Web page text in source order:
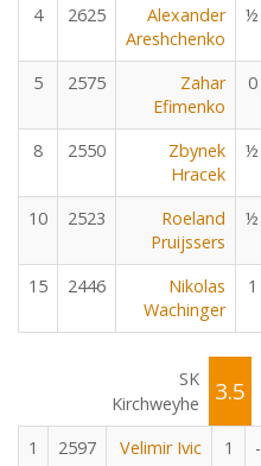
4 2625
Alexander
Areshchenko
½
5 2575
Zahar
Efimenko
0
8 2550
Zbynek
Hracek
½
10 2523
Roeland
Pruijssers
½
15 2446
Nikolas
Wachinger
1
SK
Kirchweyhe
3.5
1
2597 Velimir Ivic 1 -